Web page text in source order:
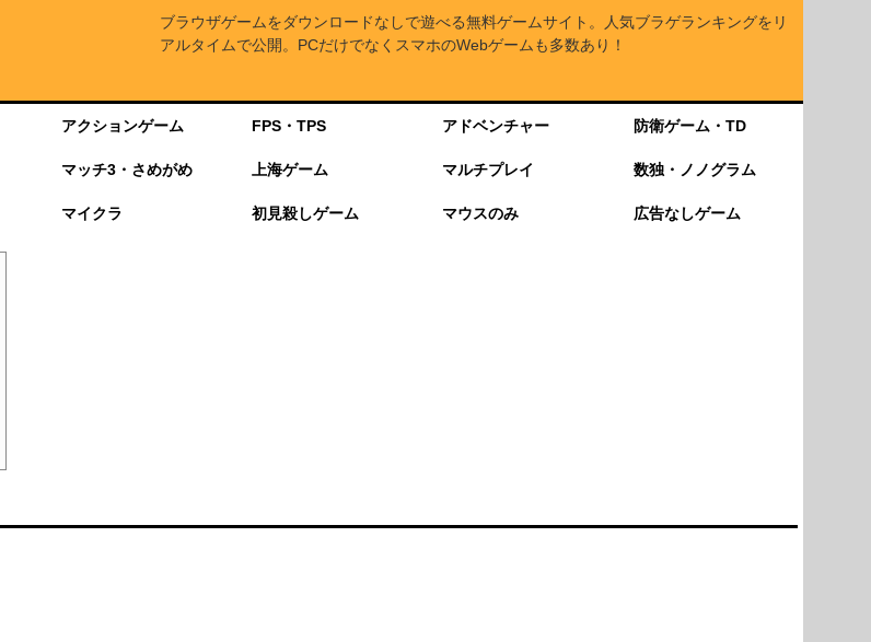
ブラウザゲームをダウンロードなしで遊べる無料ゲームサイト。人気ブラゲランキングをリ
アルタイムで公開。PCだけでなくスマホのWebゲームも多数あり！
アクションゲーム FPS・TPS アドベンチャー 防衛ゲーム・TD
マッチ3・さめがめ 上海ゲーム マルチプレイ 数独・ノノグラム
マイクラ 初見殺しゲーム マウスのみ 広告なしゲーム